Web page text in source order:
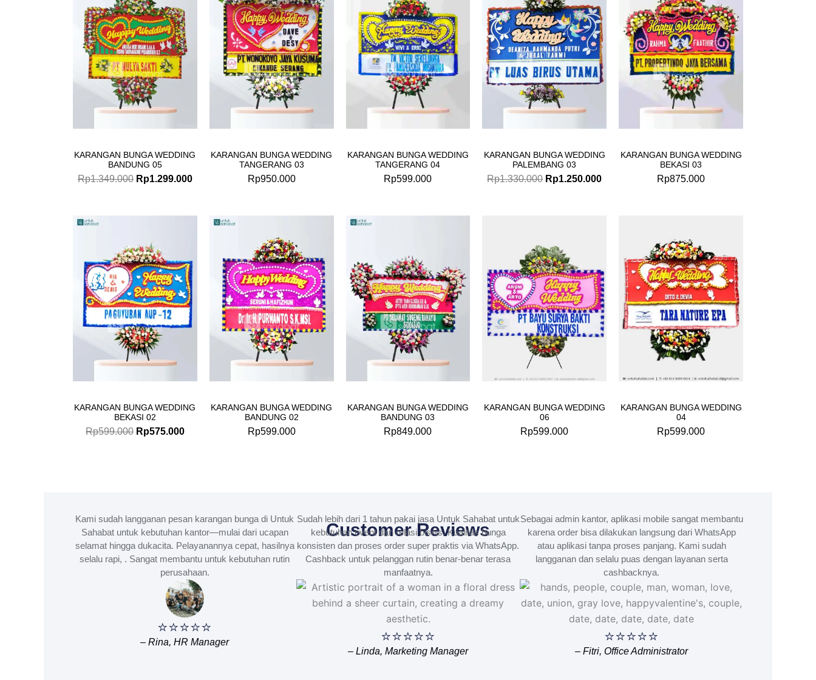
KARANGAN BUNGA WEDDING
BANDUNG 05
Rp1.349.000
Rp1.349.000.
Rp1.299.000
Rp1.299.000.
KARANGAN BUNGA WEDDING
TANGERANG 03
Rp950.000
KARANGAN BUNGA WEDDING
TANGERANG 04
Rp599.000
KARANGAN BUNGA WEDDING
PALEMBANG 03
Rp1.330.000
Rp1.330.000.
Rp1.250.000
Rp1.250.000.
KARANGAN BUNGA WEDDING
BEKASI 03
Rp875.000
KARANGAN BUNGA WEDDING
BEKASI 02
Rp599.000
was:
Rp599.000.
Rp575.000
Current
Rp575.000.
KARANGAN BUNGA WEDDING
BANDUNG 02
Rp599.000
KARANGAN BUNGA WEDDING
BANDUNG 03
Rp849.000
KARANGAN BUNGA WEDDING
06
Rp599.000
KARANGAN BUNGA WEDDING
04
Rp599.000
Customer Reviews
Kami sudah langganan pesan karangan bunga di Untuk
Sahabat untuk kebutuhan kantor—mulai dari ucapan
selamat hingga dukacita. Pelayanannya cepat, hasilnya
selalu rapi, . Sangat membantu untuk kebutuhan rutin
perusahaan.
⭐⭐⭐⭐⭐
– Rina, HR Manager
Sudah lebih dari 1 tahun pakai jasa Untuk Sahabat untuk
kebutuhan event dan relasi bisnis. Kualitas bunga
konsisten dan proses order super praktis via WhatsApp.
Cashback untuk pelanggan rutin benar-benar terasa
manfaatnya.
⭐⭐⭐⭐⭐
– Linda, Marketing Manager
Sebagai admin kantor, aplikasi mobile sangat membantu
karena order bisa dilakukan langsung dari WhatsApp
atau aplikasi tanpa proses panjang. Kami sudah
langganan dan selalu puas dengan layanan serta
cashbacknya.
⭐⭐⭐⭐⭐
– Fitri, Office Administrator